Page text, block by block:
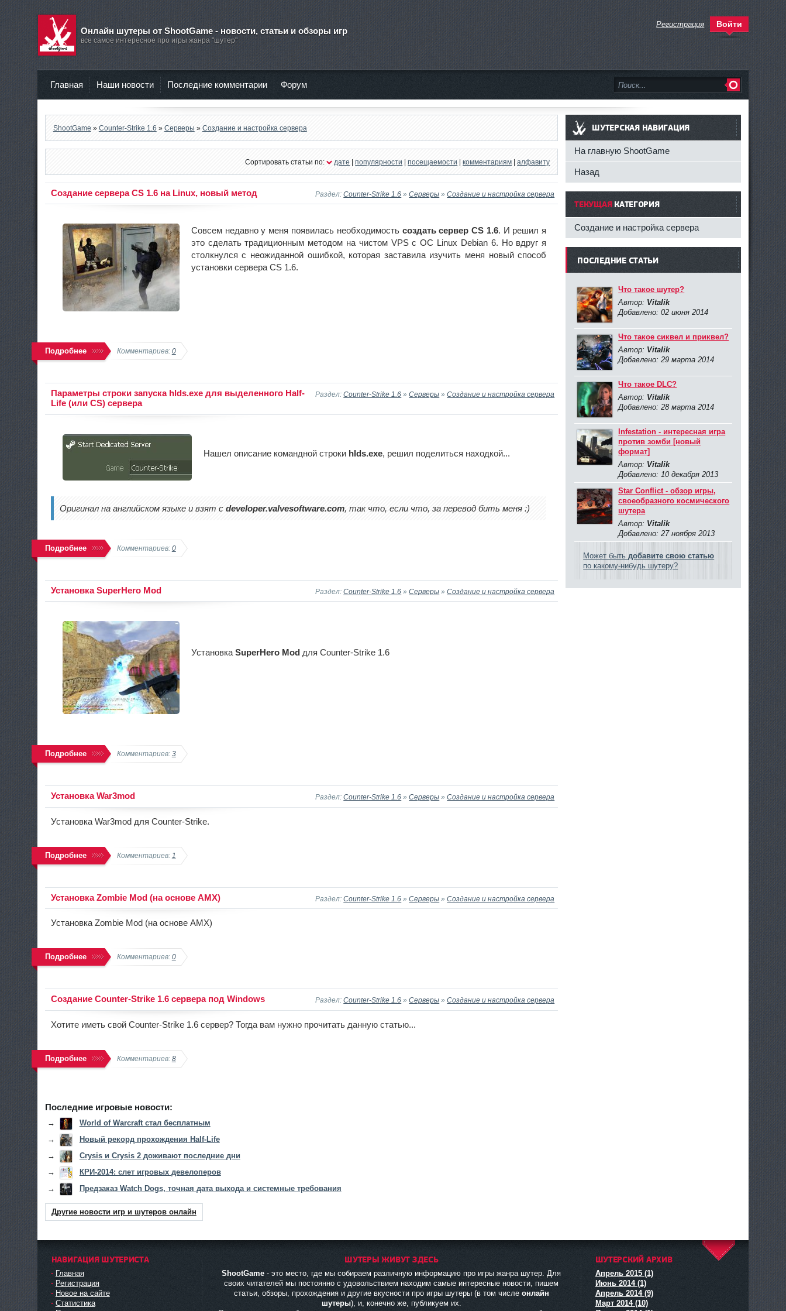
Онлайн шутеры от ShootGame - новости, статьи и обзоры игр
все самое интересное про игры жанра "шутер"
Регистрация Войти
Главная Наши новости Последние комментарии Форум
ShootGame » Counter-Strike 1.6» Серверы » Создание и настройка сервера
Сортировать статьи по: дате |популярности |посещаемости |комментариям |алфавиту
Раздел:Counter-Strike 1.6 »Серверы »Создание и настройка сервера
Создание сервера CS 1.6 на Linux, новый метод
Совсем недавно у меня появилась необходимость создать сервер CS 1.6. И решил я
это сделать традиционным методом на чистом VPS c ОС Linux Debian 6. Но вдруг я
столкнулся с неожиданной ошибкой, которая заставила изучить меня новый способ
установки сервера CS 1.6.
Подробнее Комментариев: 0
Раздел:Counter-Strike 1.6 »Серверы »Создание и настройка сервера
Параметры строки запуска hlds.exe для выделенного Half-
Life (или CS) сервера
Нашел описание командной строки hlds.exe, решил поделиться находкой...
Оригинал на английском языке и взят с developer.valvesoftware.com, так что, если что, за перевод бить меня :)
Подробнее Комментариев: 0
Раздел:Counter-Strike 1.6 »Серверы »Создание и настройка сервера
Установка SuperHero Mod
Установка SuperHero Modдля Counter-Strike 1.6
Подробнее Комментариев: 3
Раздел:Counter-Strike 1.6 »Серверы »Создание и настройка сервера
Установка War3mod
Установка War3mod для Counter-Strike.
Подробнее Комментариев: 1
Раздел:Counter-Strike 1.6 »Серверы »Создание и настройка сервера
Установка Zombie Mod (на основе AMX)
Установка Zombie Mod (на основе AMX)
Подробнее Комментариев: 0
Раздел:Counter-Strike 1.6 »Серверы »Создание и настройка сервера
Создание Counter-Strike 1.6 сервера под Windows
Хотите иметь свой Counter-Strike 1.6 сервер? Тогда вам нужно прочитать данную статью...
Подробнее Комментариев: 8
ШУТЕРСКАЯ НАВИГАЦИЯ
На главную ShootGame
Назад
ТЕКУЩАЯКАТЕГОРИЯ
Создание и настройка сервера
ПОСЛЕДНИЕ СТАТЬИ
Что такое шутер?
Автор: Vitalik
Добавлено: 02 июня 2014
Что такое сиквел и приквел?
Автор: Vitalik
Добавлено: 29 марта 2014
Что такое DLC?
Автор: Vitalik
Добавлено: 28 марта 2014
Infestation - интересная игра
против зомби [новый
формат]
Автор: Vitalik
Добавлено: 10 декабря 2013
Star Conflict - обзор игры,
своеобразного космического
шутера
Автор: Vitalik
Добавлено: 27 ноября 2013
Может бытьдобавите свою статью
по какому-нибудь шутеру?
Последние игровые новости:
→
World of Warcraft стал бесплатным
→
Новый рекорд прохождения Half-Life
→
Crysis и Crysis 2 доживают последние дни
→
КРИ-2014: слет игровых девелоперов
→
Предзаказ Watch Dogs, точная дата выхода и системные требования
Другие новости игр и шутеров онлайн
НАВИГАЦИЯ ШУТЕРИСТА
Главная
Регистрация
Новое на сайте
Статистика
ШУТЕРЫ ЖИВУТ ЗДЕСЬ
ShootGame - это место, где мы собираем различную информацию про игры жанра шутер. Для
своих читателей мы постоянно с удовольствием находим самые интересные новости, пишем
статьи, обзоры, прохождения и другие вкусности про игры шутеры (в том числе онлайн
шутеры), и, конечно же, публикуем их.
ШУТЕРСКИЙ АРХИВ
Апрель 2015 (1)
Июнь 2014 (1)
Апрель 2014 (9)
Март 2014 (10)